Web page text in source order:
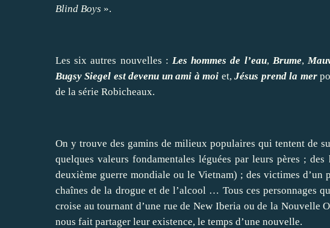
Blind Boys ».
Les six autres nouvelles : Les hommes de l’eau, Brume,
Bugsy Siegel est devenu un ami à moi et,Jésus prend la mer
de la série Robicheaux.
On y trouve des gamins de milieux populaires qui tentent de
quelques valeurs fondamentales léguées par leurs pères ;
deuxième guerre mondiale ou le Vietnam) ; des victimes d’un
chaînes de la drogue et de l’alcool … Tous ces personnages
croise au tournant d’une rue de New Iberia ou de la Nouvelle
nous fait partager leur existence, le temps d’une nouvelle.